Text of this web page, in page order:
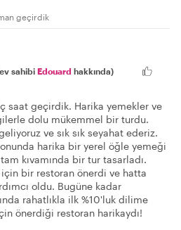
geçirdik
sahibi Edouard hakkında)
saat geçirdik. Harika yemekler ve
dolu mükemmel bir turdu.
ve sık sık seyahat ederiz.
harika bir yerel öğle yemeği
kıvamında bir tur tasarladı.
bir restoran önerdi ve hatta
oldu. Bugüne kadar
rahatlıkla ilk %10'luk dilime
önerdiği restoran harikaydı!